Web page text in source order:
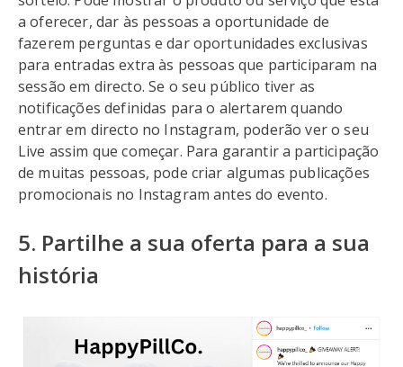
a oferecer, dar às pessoas a oportunidade de
fazerem perguntas e dar oportunidades exclusivas
para entradas extra às pessoas que participaram na
sessão em directo. Se o seu público tiver as
notificações definidas para o alertarem quando
entrar em directo no Instagram, poderão ver o seu
Live assim que começar. Para garantir a participação
de muitas pessoas, pode criar algumas publicações
promocionais no Instagram antes do evento.
5. Partilhe a sua oferta para a sua
história